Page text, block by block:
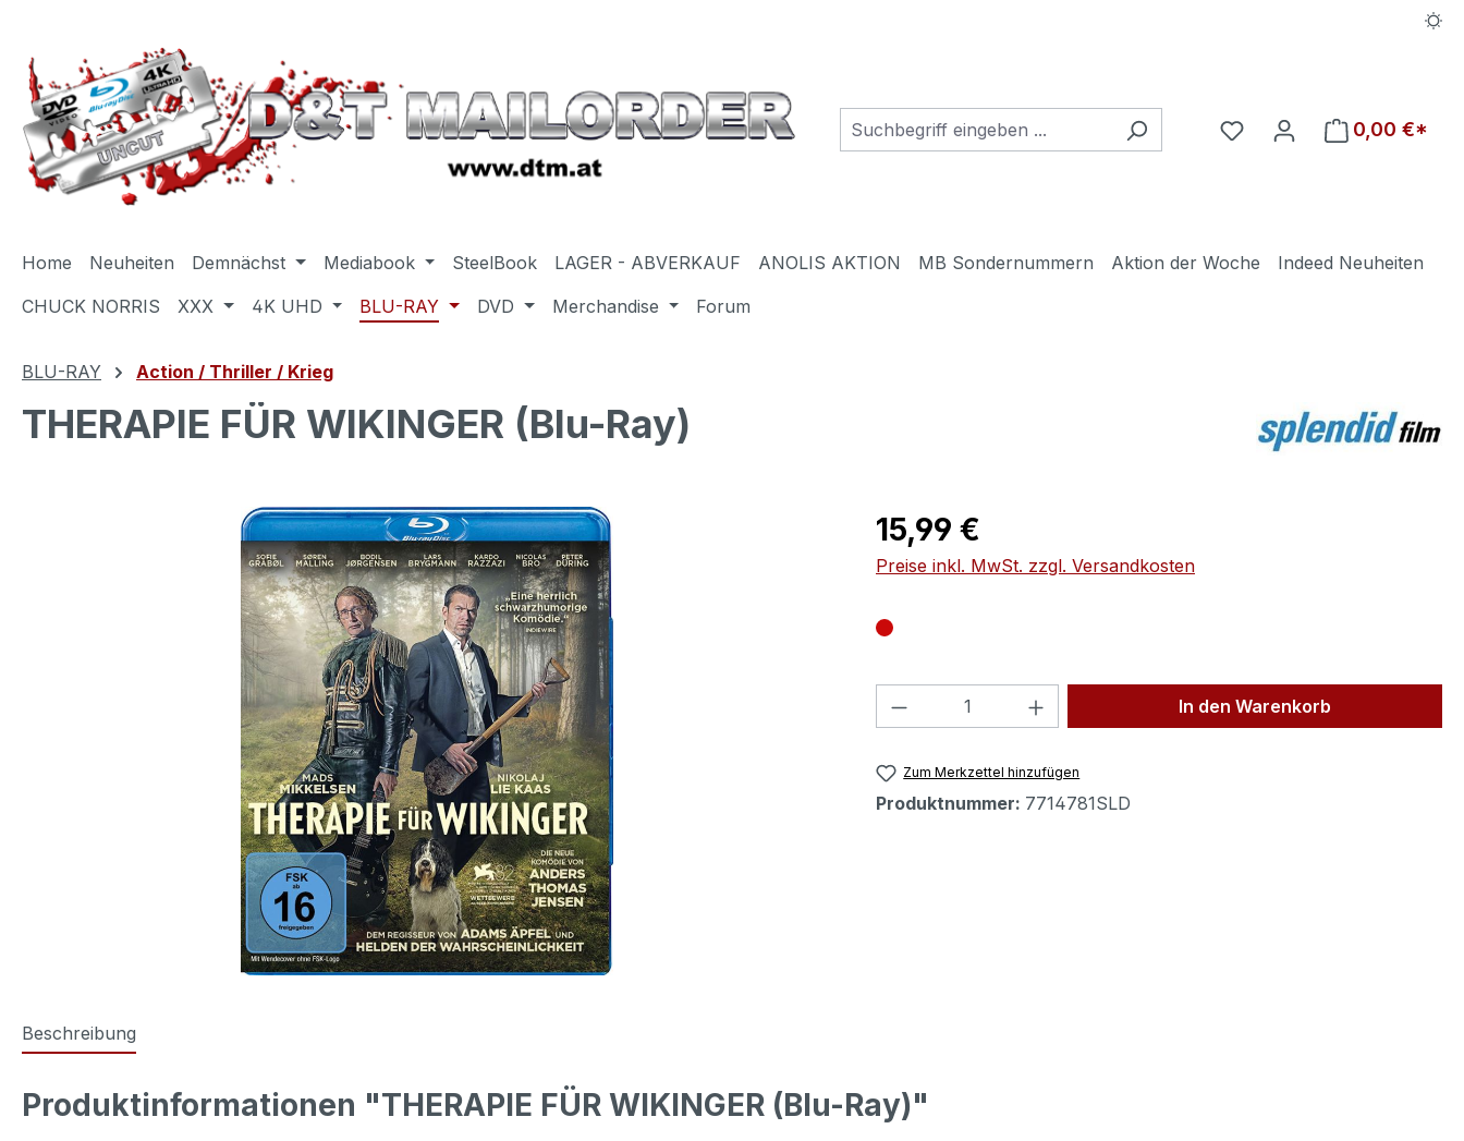
Du hast 0 Produkte auf
0,00 €*
Home Neuheiten Demnächst Mediabook SteelBook LAGER - ABVERKAUF ANOLIS AKTION MB Sondernummern Aktion der Woche
Indeed Neuheiten
CHUCK NORRIS
XXX 4K UHD BLU-RAY DVD Merchandise Forum
BLU-RAY Action / Thriller / Krieg
THERAPIE FÜR WIKINGER (Blu-Ray)
Regulärer Preis:
15,99 €
Preise inkl. MwSt. zzgl. Versandkosten
Produkt Anzahl: Gib den gewünschten Wert
In den Warenkorb
Zum Merkzettel hinzufügen
Produktnummer: 7714781SLD
Beschreibung
Produktinformationen "THERAPIE FÜR WIKINGER (Blu-Ray)"